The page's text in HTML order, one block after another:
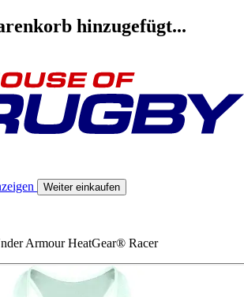
hinzugefügt...
Weiter einkaufen
Armour HeatGear® Racer